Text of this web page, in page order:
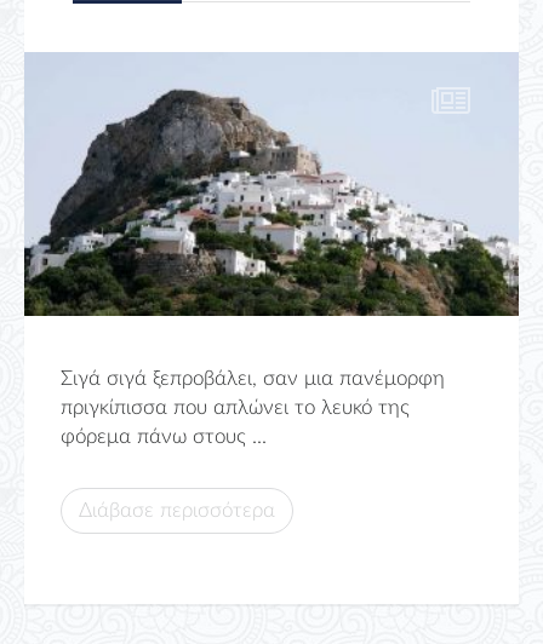
Σιγά σιγά ξεπροβάλει, σαν μια πανέμορφη
πριγκίπισσα που απλώνει το λευκό της
φόρεμα πάνω στους ...
Διάβασε περισσότερα